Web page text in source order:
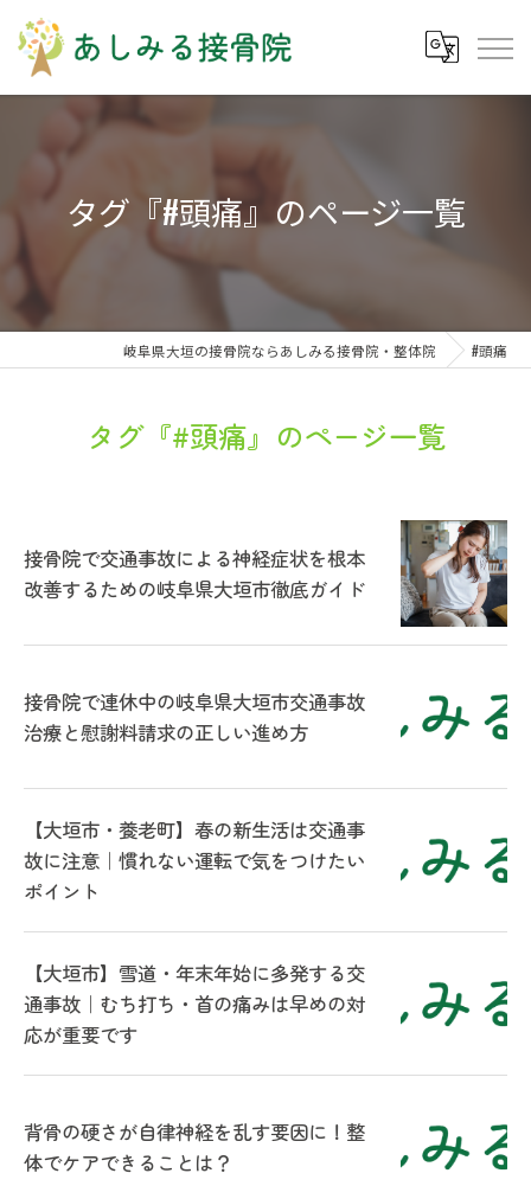
タグ『#頭痛』のページ一覧
岐阜県大垣の接骨院ならあしみる接骨院・整体院 #頭痛
タグ『#頭痛』のページ一覧
接骨院で交通事故による神経症状を根本
改善するための岐阜県大垣市徹底ガイド
接骨院で連休中の岐阜県大垣市交通事故
治療と慰謝料請求の正しい進め方
【大垣市・養老町】春の新生活は交通事
故に注意｜慣れない運転で気をつけたい
ポイント
【大垣市】雪道・年末年始に多発する交
通事故｜むち打ち・首の痛みは早めの対
応が重要です
背骨の硬さが自律神経を乱す要因に！整
体でケアできることは？